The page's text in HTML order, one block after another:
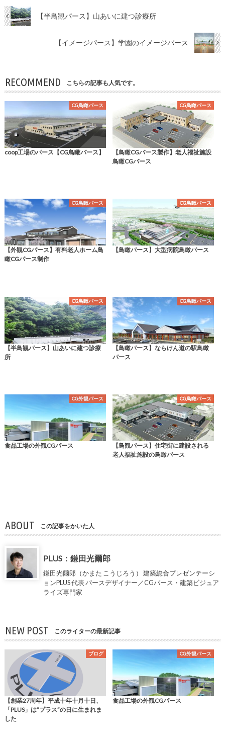
【半鳥観パース】山あいに建つ診療所
【イメージパース】学園のイメージパース
RECOMMEND こちらの記事も人気です。
CG鳥瞰パース
coop工場のパース【CG鳥瞰パース】
CG鳥瞰パース
【鳥瞰CGパース製作】老人福祉施設
鳥瞰CGパース
CG鳥瞰パース
【外観CGパース】有料老人ホーム鳥
瞰CGパース制作
CG鳥瞰パース
【鳥瞰パース】大型病院鳥瞰パース
CG鳥瞰パース
【半鳥観パース】山あいに建つ診療
所
CG鳥瞰パース
【鳥瞰パース】ならけん道の駅鳥瞰
パース
CG外観パース
食品工場の外観CGパース
CG鳥瞰パース
【鳥観パース】住宅街に建設される
老人福祉施設の鳥瞰パース
ABOUT この記事をかいた人
PLUS：鎌田光爾郎
鎌田光爾郎（かまた こうじろう） 建築総合プレゼンテーシ
ョンPLUS 代表 パースデザイナー／CGパース・建築ビジュア
ライズ専門家
NEW POST このライターの最新記事
ブログ
【創業27周年】平成十年十月十日、
「PLUS」は“プラス”の日に生まれま
した
CG外観パース
食品工場の外観CGパース